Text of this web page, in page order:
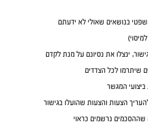
בנושאים שאולי לא ידעתם
ינצלו את נסיונם על מנת לקדם
שיתרמו לכל הצדדים
המגשר
הצעות והצעות שהועלו בגישור
שההסכמים נרשמים כראוי